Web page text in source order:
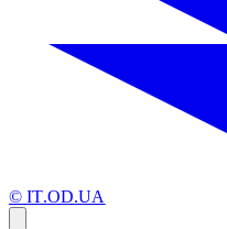
© IT.OD.UA